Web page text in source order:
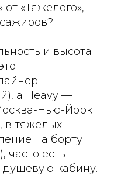
«Тяжелого»,
и высота
а Heavy —
Нью-Йорк
в тяжелых
на борту
часто есть
душевую кабину.